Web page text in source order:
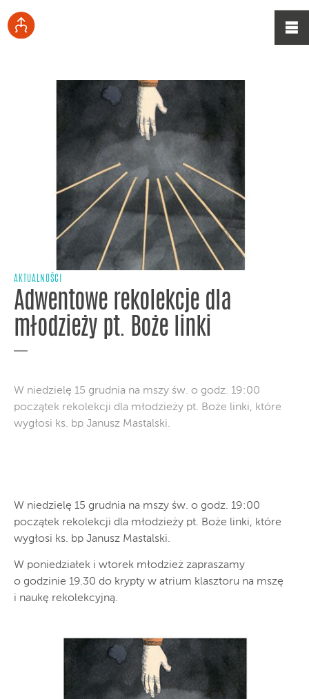
AKTUALNOŚCI
Adwentowe rekolekcje dla
młodzieży pt. Boże linki
W niedzielę 15 grudnia na mszy św. o godz. 19:00
początek rekolekcji dla młodzieży pt. Boże linki, które
wygłosi ks. bp Janusz Mastalski.
W niedzielę 15 grudnia na mszy św. o godz. 19:00
początek rekolekcji dla młodzieży pt. Boże linki, które
wygłosi ks. bp Janusz Mastalski.
W poniedziałek i wtorek młodzież zapraszamy
o godzinie 19.30 do krypty w atrium klasztoru na mszę
i naukę rekolekcyjną.